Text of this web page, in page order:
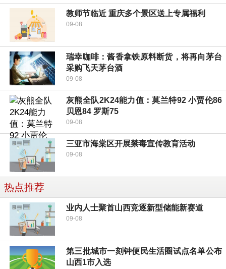
教师节临近 重庆多个景区送上专属福利
09-08
瑞幸咖啡：酱香拿铁原料断货，将再向茅台
采购飞天茅台酒
09-08
灰熊全队2K24能力值：莫兰特92 小贾伦86
贝恩84 罗斯75
09-08
三亚市海棠区开展禁毒宣传教育活动
09-08
热点推荐
业内人士聚首山西竞逐新型储能新赛道
09-08
第三批城市一刻钟便民生活圈试点名单公布
山西1市入选